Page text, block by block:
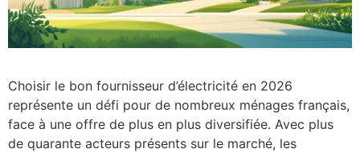
Choisir le bon fournisseur d’électricité en 2026
représente un défi pour de nombreux ménages français,
face à une offre de plus en plus diversifiée. Avec plus
de quarante acteurs présents sur le marché, les